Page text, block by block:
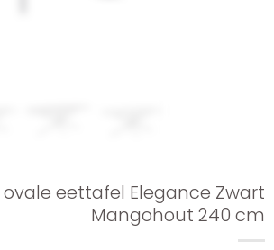
ovale eettafel Elegance Zwart
Mangohout 240 cm